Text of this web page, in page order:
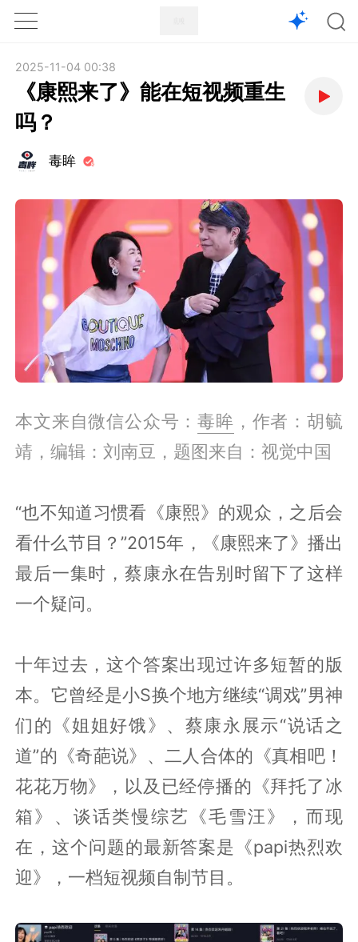
1X
2025-11-04 00:38
《康熙来了》能在短视频重生
吗？
毒眸
本文来自微信公众号：毒眸 ，作者：胡毓
靖，编辑：刘南豆，题图来自：视觉中国
“也不知道习惯看《康熙》的观众，之后会
看什么节目？”2015年，《康熙来了》播出
最后一集时，蔡康永在告别时留下了这样
一个疑问。
十年过去，这个答案出现过许多短暂的版
本。它曾经是小S换个地方继续“调戏”男神
们的《姐姐好饿》、蔡康永展示“说话之
道”的《奇葩说》、二人合体的《真相吧！
花花万物》，以及已经停播的《拜托了冰
箱》、谈话类慢综艺《毛雪汪》，而现
在，这个问题的最新答案是《papi热烈欢
迎》，一档短视频自制节目。